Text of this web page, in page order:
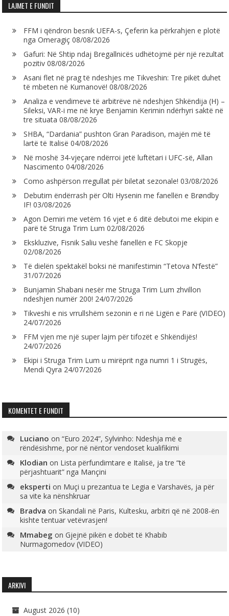
LAJMET E FUNDIT
FFM i qëndron besnik UEFA-s, Çeferin ka përkrahjen e plotë
nga Omeragiç 08/08/2026
Gafuri: Në Shtip ndaj Bregallnicës udhëtojmë për një rezultat
pozitiv 08/08/2026
Asani flet në prag të ndeshjes me Tikveshin: Tre pikët duhet
të mbeten në Kumanovë! 08/08/2026
Analiza e vendimeve të arbitrëve në ndeshjen Shkëndija (H) –
Sileksi, VAR-i me në krye Benjamin Kerimin ndërhyri saktë në
tre situata 08/08/2026
SHBA, “Dardania” pushton Gran Paradison, majën më të
lartë të Italisë 04/08/2026
Në moshë 34-vjeçare ndërroi jetë luftëtari i UFC-së, Allan
Nascimento 04/08/2026
Como ashpërson rregullat për biletat sezonale! 03/08/2026
Debutim ëndërrash për Olti Hysenin me fanellën e Brøndby
IF! 03/08/2026
Agon Demiri me vetëm 16 vjet e 6 ditë debutoi me ekipin e
parë të Struga Trim Lum 02/08/2026
Ekskluzive, Fisnik Saliu veshë fanellën e FC Skopje
02/08/2026
Të dielën spektakël boksi në manifestimin “Tetova N’festë”
31/07/2026
Bunjamin Shabani nesër me Struga Trim Lum zhvillon
ndeshjen numër 200! 24/07/2026
Tikveshi e nis vrrullshëm sezonin e ri në Ligën e Parë (VIDEO)
24/07/2026
FFM vjen me një super lajm për tifozët e Shkëndijës!
24/07/2026
Ekipi i Struga Trim Lum u mirëprit nga numri 1 i Strugës,
Mendi Qyra 24/07/2026
KOMENTET E FUNDIT
Luciano on“Euro 2024”, Sylvinho: Ndeshja më e
rëndësishme, por në nëntor vendoset kualifikimi
Klodian on Lista përfundimtare e Italisë, ja tre “të
përjashtuarit” nga Mançini
eksperti on Muçi u prezantua te Legia e Varshavës, ja për
sa vite ka nënshkruar
Bradva onSkandali në Paris, Kultesku, arbitri që në 2008-ën
kishte tentuar vetëvrasjen!
Mmabeg onGjejnë pikën e dobët të Khabib
Nurmagomedov (VIDEO)
ARKIVI
August 2026 (10)